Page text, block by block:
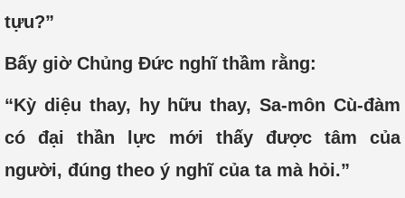
tựu?”
Bấy giờ Chủng Đức nghĩ thầm rằng:
“Kỳ diệu thay, hy hữu thay, Sa-môn Cù-đàm
có đại thần lực mới thấy được tâm của
người, đúng theo ý nghĩ của ta mà hỏi.”